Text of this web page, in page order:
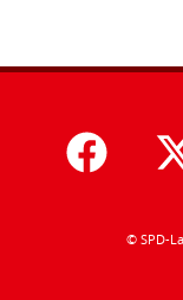
© SPD-